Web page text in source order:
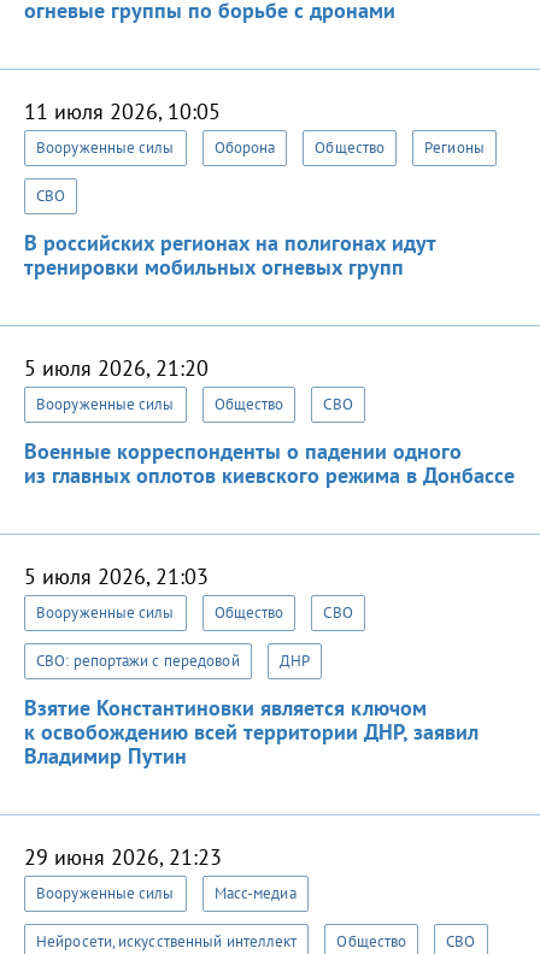
огневые группы по борьбе с дронами
11 июля 2026, 10:05
Вооруженные силы Оборона Общество Регионы
СВО
В российских регионах на полигонах идут
тренировки мобильных огневых групп
5 июля 2026, 21:20
Вооруженные силы Общество СВО
Военные корреспонденты о падении одного
из главных оплотов киевского режима в Донбассе
5 июля 2026, 21:03
Вооруженные силы Общество СВО
СВО: репортажи с передовой ДНР
Взятие Константиновки является ключом
к освобождению всей территории ДНР, заявил
Владимир Путин
29 июня 2026, 21:23
Вооруженные силы Масс-медиа
Нейросети, искусственный интеллект Общество СВО